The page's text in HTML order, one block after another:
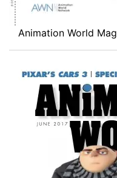
Animation World